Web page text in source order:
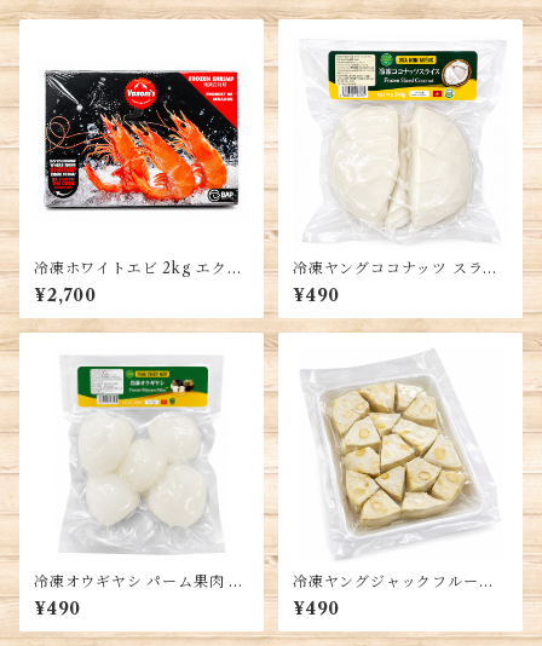
冷凍ホワイトエビ 2kg エクア
ドル産 バナメイエビ 殻付き
White Shrimp
¥2,700
冷凍ヤングココナッツ スライ
ス 500g ベトナム産 若いココ
ナッツ果肉 Young Coconut
¥490
冷凍オウギヤシ パーム果肉 25
0g ベトナム産 冷凍フルーツ
チェー デザート トッピング用
¥490
冷凍ヤングジャックフルー
ツ、ベトナム産、カット済
み、真空パック、料理用、約5
00g、Young Jackfruit, Mit
¥490